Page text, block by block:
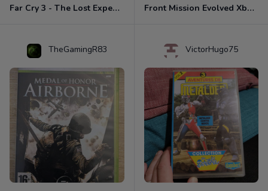
Far Cry 3 - The Lost Expeditions - Edition Spéciale Xbox 360 Front Mission Evolved Xbox 360
TheGamingR83 VictorHugo75